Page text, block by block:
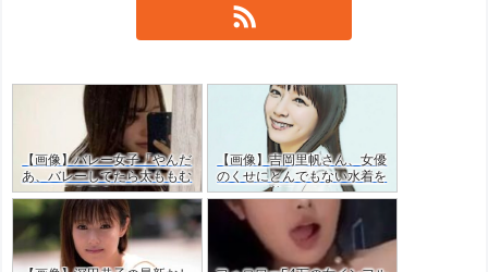
【画像】バレー女子「やんだ
あ、バレーしてたら太ももむ
ちむちやん…」ｗｗ
【画像】吉岡里帆さん、女優
のくせにとんでもない水着を
着てしまう